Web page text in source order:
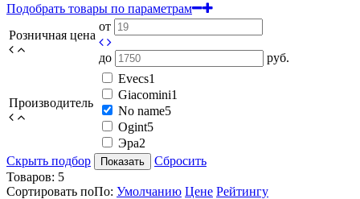
Подобрать товары по параметрам
Розничная цена
от
до руб.
Производитель
Evecs1
Giacomini1
No name5
Ogint5
Эра2
Скрыть подбор
Показать
Сбросить
Товаров: 5
Сортировать поПо: Умолчанию Цене Рейтингу